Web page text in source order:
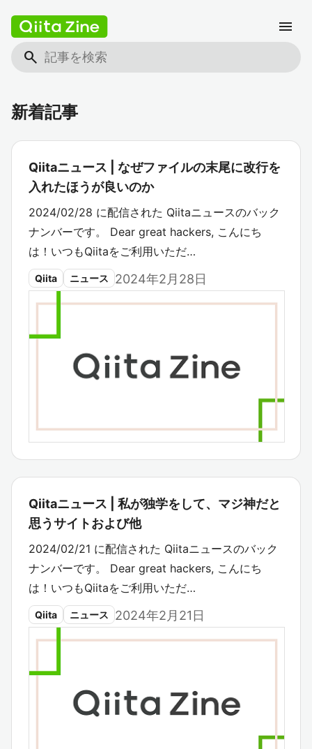
search
menu
新着記事
Qiitaニュース | なぜファイルの末尾に改行を
入れたほうが良いのか
2024/02/28 に配信された Qiitaニュースのバック
ナンバーです。 Dear great hackers, こんにち
は！いつもQiitaをご利用いただ…
Qiita ニュース 2024年2月28日
Qiitaニュース | 私が独学をして、マジ神だと
思うサイトおよび他
2024/02/21 に配信された Qiitaニュースのバック
ナンバーです。 Dear great hackers, こんにち
は！いつもQiitaをご利用いただ…
Qiita ニュース 2024年2月21日